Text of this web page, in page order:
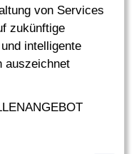
von Services
zukünftige
intelligente
auszeichnet